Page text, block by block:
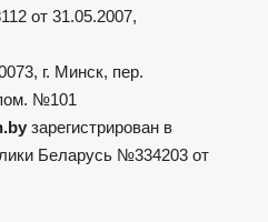
от 31.05.2007,
г. Минск, пер.
№101
зарегистрирован в
Беларусь №334203 от